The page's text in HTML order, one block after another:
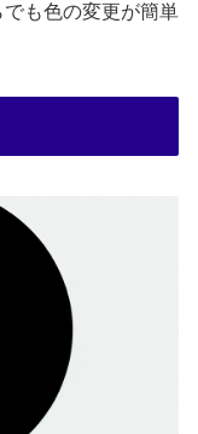
も色の変更が簡単